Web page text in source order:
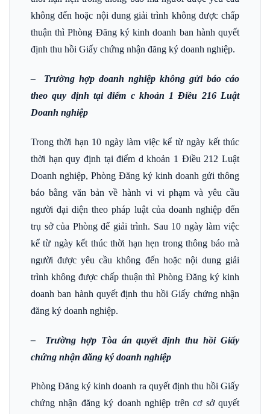
không đến hoặc nội dung giải trình không được chấp
thuận thì Phòng Đăng ký kinh doanh ban hành quyết
định thu hồi Giấy chứng nhận đăng ký doanh nghiệp.
– Trường hợp doanh nghiệp không gửi báo cáo
theo quy định tại điểm c khoản 1 Điều 216 Luật
Doanh nghiệp
Trong thời hạn 10 ngày làm việc kể từ ngày kết thúc
thời hạn quy định tại điểm d khoản 1 Điều 212 Luật
Doanh nghiệp, Phòng Đăng ký kinh doanh gửi thông
báo bằng văn bản về hành vi vi phạm và yêu cầu
người đại diện theo pháp luật của doanh nghiệp đến
trụ sở của Phòng để giải trình. Sau 10 ngày làm việc
kể từ ngày kết thúc thời hạn hẹn trong thông báo mà
người được yêu cầu không đến hoặc nội dung giải
trình không được chấp thuận thì Phòng Đăng ký kinh
doanh ban hành quyết định thu hồi Giấy chứng nhận
đăng ký doanh nghiệp.
– Trường hợp Tòa án quyết định thu hồi Giấy
chứng nhận đăng ký doanh nghiệp
Phòng Đăng ký kinh doanh ra quyết định thu hồi Giấy
chứng nhận đăng ký doanh nghiệp trên cơ sở quyết